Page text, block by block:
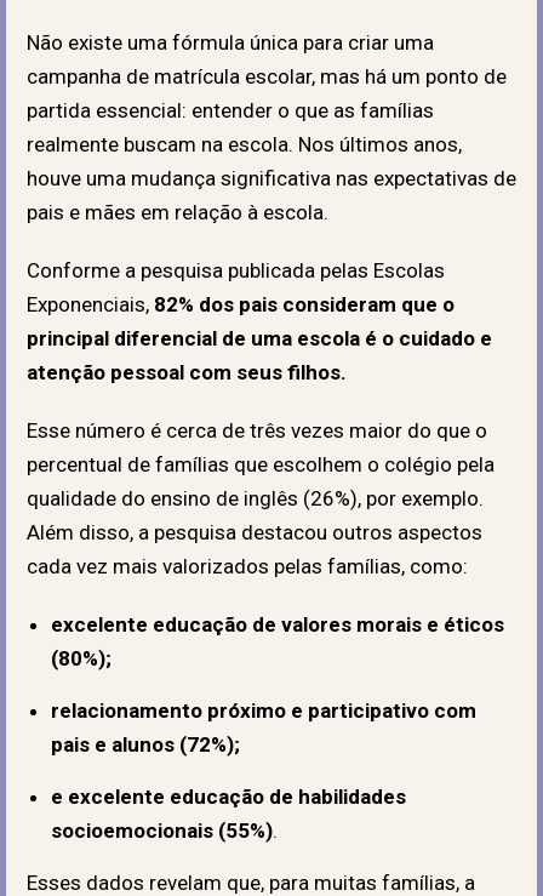
Não existe uma fórmula única para criar uma
campanha de matrícula escolar, mas há um ponto de
partida essencial: entender o que as famílias
realmente buscam na escola. Nos últimos anos,
houve uma mudança significativa nas expectativas de
pais e mães em relação à escola.
Conforme a pesquisa publicada pelas Escolas
Exponenciais, 82% dos pais consideram que o
principal diferencial de uma escola é o cuidado e
atenção pessoal com seus filhos.
Esse número é cerca de três vezes maior do que o
percentual de famílias que escolhem o colégio pela
qualidade do ensino de inglês (26%), por exemplo.
Além disso, a pesquisa destacou outros aspectos
cada vez mais valorizados pelas famílias, como:
excelente educação de valores morais e éticos
(80%);
relacionamento próximo e participativo com
pais e alunos (72%);
e excelente educação de habilidades
socioemocionais (55%).
Esses dados revelam que, para muitas famílias, a